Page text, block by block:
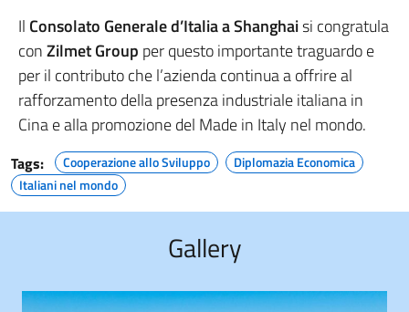
Il Consolato Generale d’Italia a Shanghaisi congratula
conZilmet Group per questo importante traguardo e
per il contributo che l’azienda continua a offrire al
rafforzamento della presenza industriale italiana in
Cina e alla promozione del Made in Italy nel mondo.
Tags: Cooperazione allo Sviluppo
Diplomazia Economica
Italiani nel mondo
Gallery